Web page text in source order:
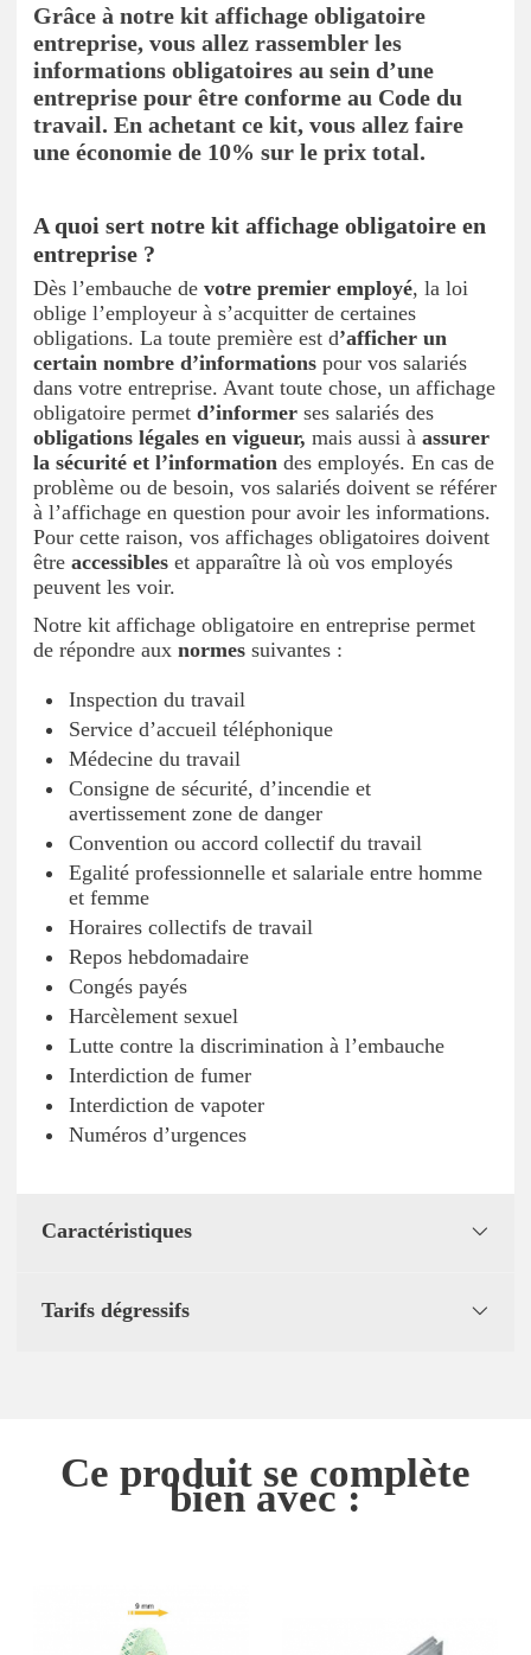
Grâce à notre kit affichage obligatoire
entreprise, vous allez rassembler les
informations obligatoires au sein d’une
entreprise pour être conforme au Code du
travail. En achetant ce kit, vous allez faire
une économie de 10% sur le prix total.
A quoi sert notre kit affichage obligatoire en
entreprise ?
Dès l’embauche de votre premier employé, la loi
oblige l’employeur à s’acquitter de certaines
obligations. La toute première est d’afficher un
certain nombre d’informations pour vos salariés
dans votre entreprise. Avant toute chose, un affichage
obligatoire permet d’informer ses salariés des
obligations légales en vigueur, mais aussi à assurer
la sécurité et l’information des employés. En cas de
problème ou de besoin, vos salariés doivent se référer
à l’affichage en question pour avoir les informations.
Pour cette raison, vos affichages obligatoires doivent
être accessibles et apparaître là où vos employés
peuvent les voir.
Notre kit affichage obligatoire en entreprise permet
de répondre aux normes suivantes :
Inspection du travail
Service d’accueil téléphonique
Médecine du travail
Consigne de sécurité, d’incendie et
avertissement zone de danger
Convention ou accord collectif du travail
Egalité professionnelle et salariale entre homme
et femme
Horaires collectifs de travail
Repos hebdomadaire
Congés payés
Harcèlement sexuel
Lutte contre la discrimination à l’embauche
Interdiction de fumer
Interdiction de vapoter
Numéros d’urgences
Caractéristiques
Tarifs dégressifs
Ce produit se complète
bien avec :